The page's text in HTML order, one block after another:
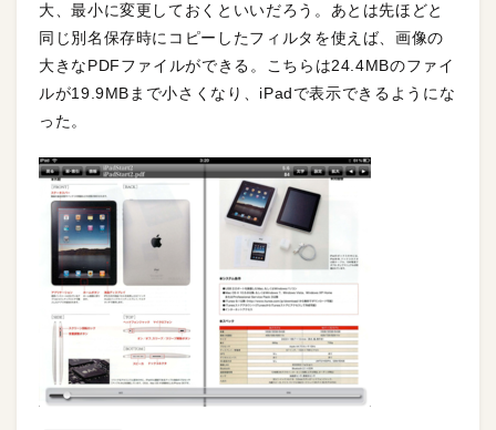
大、最小に変更しておくといいだろう。あとは先ほどと
同じ別名保存時にコピーしたフィルタを使えば、画像の
大きなPDFファイルができる。こちらは24.4MBのファイ
ルが19.9MBまで小さくなり、iPadで表示できるようにな
った。